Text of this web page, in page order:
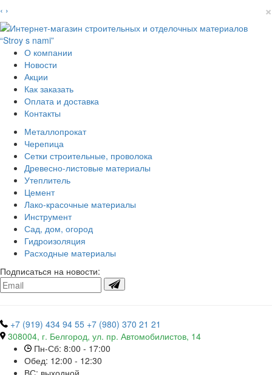
‹ › ×
О компании
Новости
Акции
Как заказать
Оплата и доставка
Контакты
Металлопрокат
Черепица
Сетки строительные, проволока
Древесно-листовые материалы
Утеплитель
Цемент
Лако-красочные материалы
Инструмент
Сад, дом, огород
Гидроизоляция
Расходные материалы
Подписаться на новости:
+7 (919) 434 94 55 +7 (980) 370 21 21
308004, г. Белгород, ул. пр. Автомобилистов, 14
Пн-Сб: 8:00 - 17:00
Обед: 12:00 - 12:30